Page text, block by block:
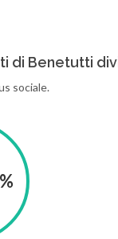
di Benetutti
sociale.